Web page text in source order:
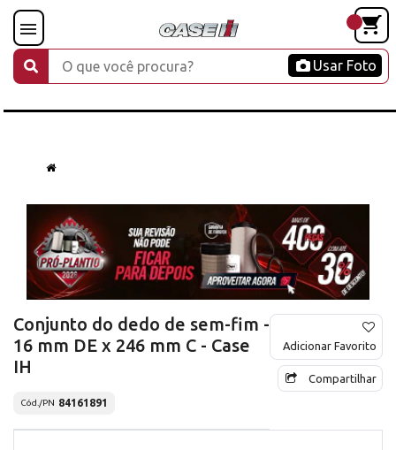
Usar Foto
Conjunto do dedo de sem-fim -
16 mm DE x 246 mm C - Case
IH
Cód./PN 84161891
Adicionar Favorito
Compartilhar